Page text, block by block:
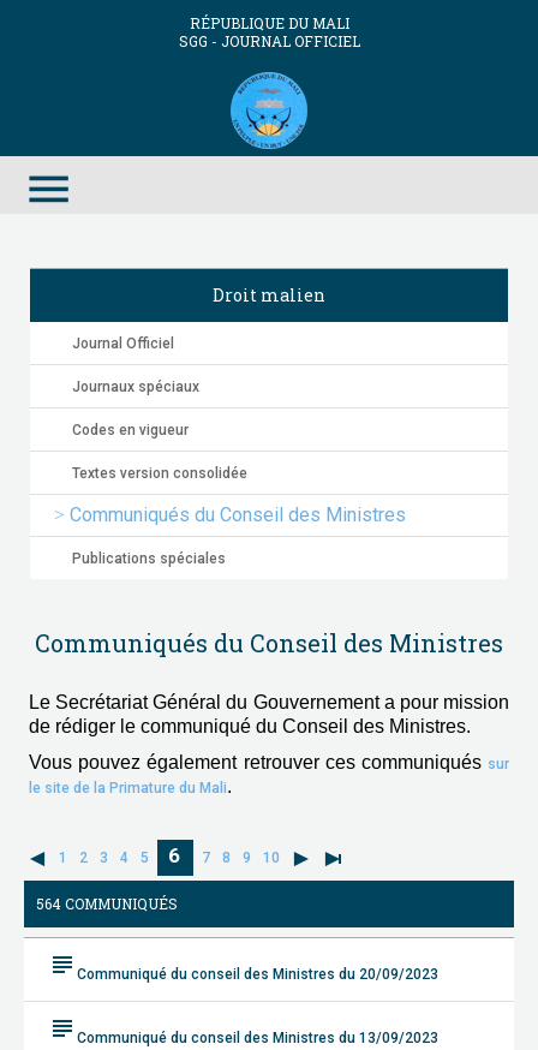
RÉPUBLIQUE DU MALI
SGG - JOURNAL OFFICIEL
menu
Droit malien
Journal Officiel
Journaux spéciaux
Codes en vigueur
Textes version consolidée
Communiqués du Conseil des Ministres
Publications spéciales
Communiqués du Conseil des Ministres
Le Secrétariat Général du Gouvernement a pour mission
de rédiger le communiqué du Conseil des Ministres.
Vous pouvez également retrouver ces communiqués sur
le site de la Primature du Mali.
1 2 3 4 5 6 7 8 9 10
564 COMMUNIQUÉS
subject Communiqué du conseil des Ministres du 20/09/2023
subject Communiqué du conseil des Ministres du 13/09/2023